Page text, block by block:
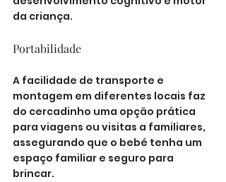
da criança.
Portabilidade
A facilidade de transporte e
montagem em diferentes locais faz
do cercadinho uma opção prática
para viagens ou visitas a familiares,
assegurando que o bebé tenha um
espaço familiar e seguro para
brincar.